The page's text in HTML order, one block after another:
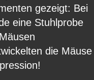
gezeigt: Bei
eine Stuhlprobe
die